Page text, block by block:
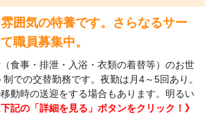
囲気の特養です。さらなるサー
職員募集中。
食事・排泄・入浴・衣類の着替等）のお世
での交替勤務です。夜勤は月4～5回あり。
動時の送迎をする場合もあります。明るい
記の「詳細を見る」ボタンをクリック！》